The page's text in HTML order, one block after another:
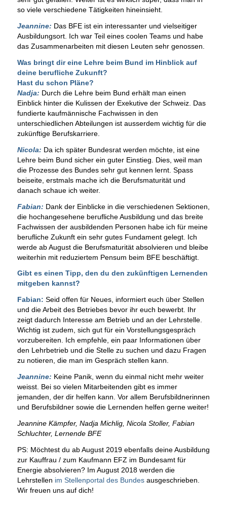
so viele verschiedene Tätigkeiten hineinsieht.
Jeannine: Das BFE ist ein interessanter und vielseitiger
Ausbildungsort. Ich war Teil eines coolen Teams und habe
das Zusammenarbeiten mit diesen Leuten sehr genossen.
Was bringt dir eine Lehre beim Bund im Hinblick auf
deine berufliche Zukunft?
Hast du schon Pläne?
Nadja: Durch die Lehre beim Bund erhält man einen
Einblick hinter die Kulissen der Exekutive der Schweiz. Das
fundierte kaufmännische Fachwissen in den
unterschiedlichen Abteilungen ist ausserdem wichtig für die
zukünftige Berufskarriere.
Nicola: Da ich später Bundesrat werden möchte, ist eine
Lehre beim Bund sicher ein guter Einstieg. Dies, weil man
die Prozesse des Bundes sehr gut kennen lernt. Spass
beiseite, erstmals mache ich die Berufsmaturität und
danach schaue ich weiter.
Fabian: Dank der Einblicke in die verschiedenen Sektionen,
die hochangesehene berufliche Ausbildung und das breite
Fachwissen der ausbildenden Personen habe ich für meine
berufliche Zukunft ein sehr gutes Fundament gelegt. Ich
werde ab August die Berufsmaturität absolvieren und bleibe
weiterhin mit reduziertem Pensum beim BFE beschäftigt.
Gibt es einen Tipp, den du den zukünftigen Lernenden
mitgeben kannst?
Fabian: Seid offen für Neues, informiert euch über Stellen
und die Arbeit des Betriebes bevor ihr euch bewerbt. Ihr
zeigt dadurch Interesse am Betrieb und an der Lehrstelle.
Wichtig ist zudem, sich gut für ein Vorstellungsgespräch
vorzubereiten. Ich empfehle, ein paar Informationen über
den Lehrbetrieb und die Stelle zu suchen und dazu Fragen
zu notieren, die man im Gespräch stellen kann.
Jeannine: Keine Panik, wenn du einmal nicht mehr weiter
weisst. Bei so vielen Mitarbeitenden gibt es immer
jemanden, der dir helfen kann. Vor allem Berufsbildnerinnen
und Berufsbildner sowie die Lernenden helfen gerne weiter!
Jeannine Kämpfer, Nadja Michlig, Nicola Stoller, Fabian
Schluchter, Lernende BFE
PS: Möchtest du ab August 2019 ebenfalls deine Ausbildung
zur Kauffrau / zum Kaufmann EFZ im Bundesamt für
Energie absolvieren? Im August 2018 werden die
Lehrstellen im Stellenportal des Bundesausgeschrieben.
Wir freuen uns auf dich!